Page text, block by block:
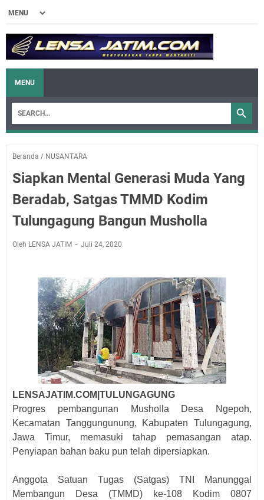
MENU
Beranda / NUSANTARA
Siapkan Mental Generasi Muda Yang
Beradab, Satgas TMMD Kodim
Tulungagung Bangun Musholla
Oleh LENSA JATIM Juli 24, 2020
LENSAJATIM.COM|TULUNGAGUNG
Progres pembangunan Musholla Desa Ngepoh,
Kecamatan Tanggungunung, Kabupaten Tulungagung,
Jawa Timur, memasuki tahap pemasangan atap.
Penyiapan bahan baku pun telah dipersiapkan.
Anggota Satuan Tugas (Satgas) TNI Manunggal
Membangun Desa (TMMD) ke-108 Kodim 0807